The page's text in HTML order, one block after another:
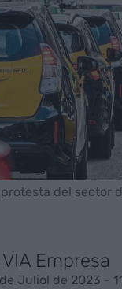
del sector
Empresa
Juliol de 2023 -